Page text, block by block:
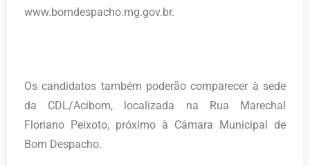
www.bomdespacho.mg.gov.br.
Os candidatos também poderão comparecer à sede
da CDL/Acibom, localizada na Rua Marechal
Floriano Peixoto, próximo à Câmara Municipal de
Bom Despacho.